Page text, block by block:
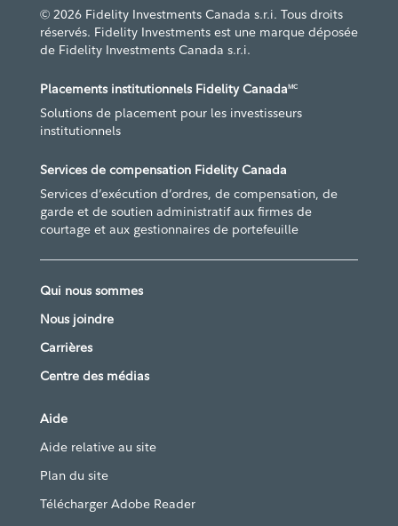
© 2026 Fidelity Investments Canada s.r.i. Tous droits
réservés. Fidelity Investments est une marque déposée
de Fidelity Investments Canada s.r.i.
Placements institutionnels Fidelity CanadaMC
Solutions de placement pour les investisseurs
institutionnels
Services de compensation Fidelity Canada
Services d’exécution d’ordres, de compensation, de
garde et de soutien administratif aux firmes de
courtage et aux gestionnaires de portefeuille
Qui nous sommes
Nous joindre
Carrières
Centre des médias
Aide
Aide relative au site
Plan du site
Télécharger Adobe Reader